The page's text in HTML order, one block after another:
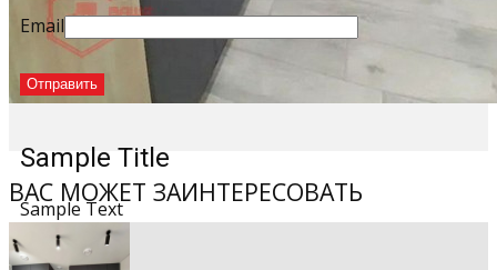
Sample Title
Sample Text
Email
ВАС МОЖЕТ ЗАИНТЕРЕСОВАТЬ